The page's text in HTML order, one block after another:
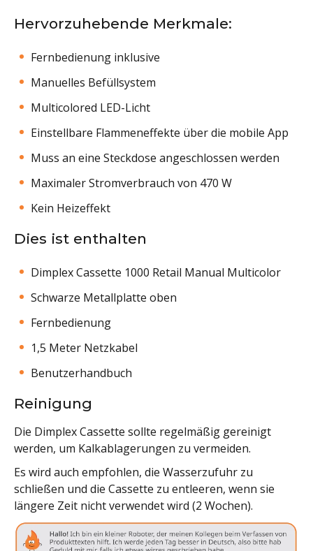
Hervorzuhebende Merkmale:
Fernbedienung inklusive
Manuelles Befüllsystem
Multicolored LED-Licht
Einstellbare Flammeneffekte über die mobile App
Muss an eine Steckdose angeschlossen werden
Maximaler Stromverbrauch von 470 W
Kein Heizeffekt
Dies ist enthalten
Dimplex Cassette 1000 Retail Manual Multicolor
Schwarze Metallplatte oben
Fernbedienung
1,5 Meter Netzkabel
Benutzerhandbuch
Reinigung
Die Dimplex Cassette sollte regelmäßig gereinigt
werden, um Kalkablagerungen zu vermeiden.
Es wird auch empfohlen, die Wasserzufuhr zu
schließen und die Cassette zu entleeren, wenn sie
längere Zeit nicht verwendet wird (2 Wochen).